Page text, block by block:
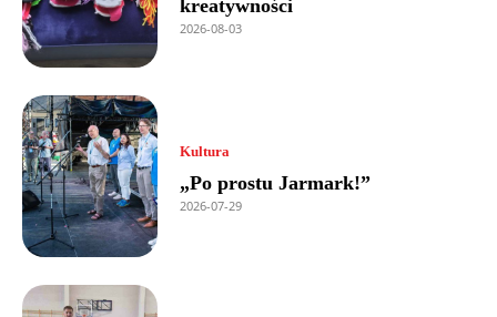
kreatywności
2026-08-03
Kultura
„Po prostu Jarmark!”
2026-07-29